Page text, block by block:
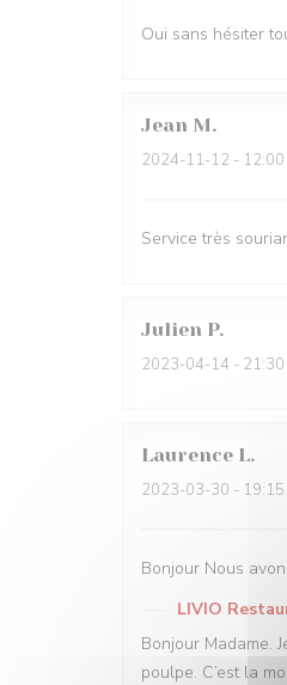
Oui sans hésiter
Jean M
2024-11-12 -
Service très
Julien P
2023-04-14 -
Laurence L
2023-03-30 -
Bonjour Nous
LIVIO
Bonjour Madame.
poulpe. C’est la